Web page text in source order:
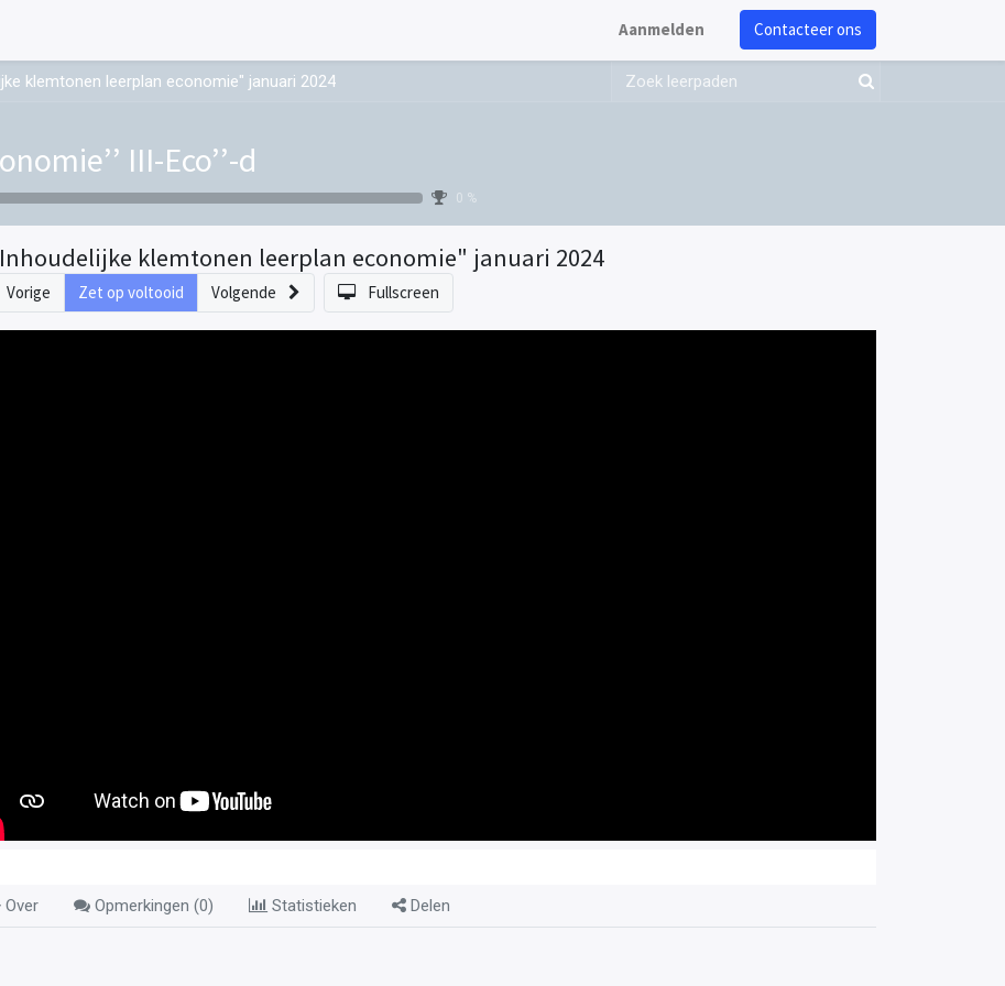
Aanmelden Contacteer ons
klemtonen leerplan economie" januari 2024
III-Eco’’-d
0 %
Inhoudelijke klemtonen leerplan economie" januari 2024
Vorige Zet op voltooid Volgende Fullscreen
Over Opmerkingen (0) Statistieken Delen